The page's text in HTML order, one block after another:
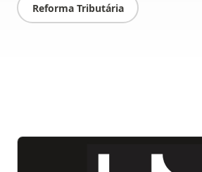
Reforma Tributária